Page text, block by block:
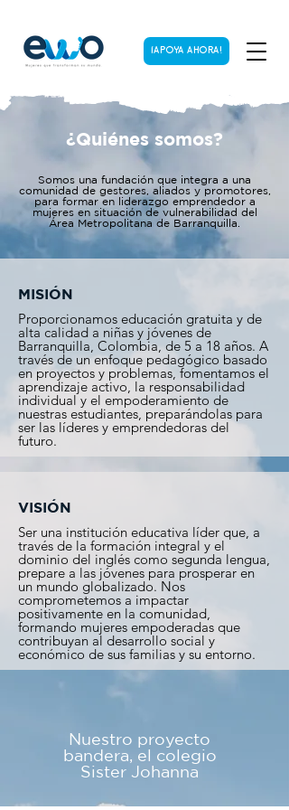
¡APOYA AHORA!
¿Quiénes somos?
Somos una fundación que integra a una
comunidad de gestores, aliados y promotores,
para formar en liderazgo emprendedor a
mujeres en situación de vulnerabilidad del
Área Metropolitana de Barranquilla.
MISIÓN
Proporcionamos educación gratuita y de
alta calidad a niñas y jóvenes de
Barranquilla, Colombia, de 5 a 18 años. A
través de un enfoque pedagógico basado
en proyectos y problemas, fomentamos el
aprendizaje activo, la responsabilidad
individual y el empoderamiento de
nuestras estudiantes, preparándolas para
ser las líderes y emprendedoras del
futuro.
VISIÓN
Ser una institución educativa líder que, a
través de la formación integral y el
dominio del inglés como segunda lengua,
prepare a las jóvenes para prosperar en
un mundo globalizado. Nos
comprometemos a impactar
positivamente en la comunidad,
formando mujeres empoderadas que
contribuyan al desarrollo social y
económico de sus familias y su entorno.
Nuestro proyecto
bandera, el colegio
Sister Johanna